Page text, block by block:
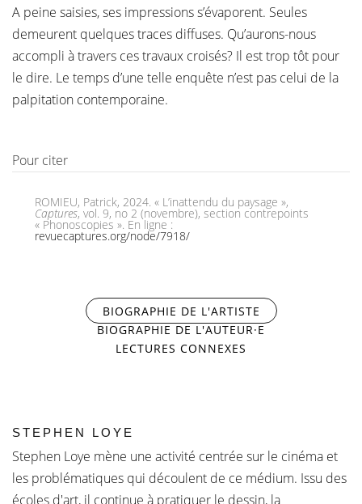
A peine saisies, ses impressions s’évaporent. Seules
demeurent quelques traces diffuses. Qu’aurons-nous
accompli à travers ces travaux croisés? Il est trop tôt pour
le dire. Le temps d’une telle enquête n’est pas celui de la
palpitation contemporaine.
Pour citer
ROMIEU, Patrick, 2024. « L’inattendu du paysage »,
Captures, vol. 9, no 2 (novembre), section contrepoints
« Phonoscopies ». En ligne :
revuecaptures.org/node/7918/
BIOGRAPHIE DE L'ARTISTE (ONGLET ACTIF)
BIOGRAPHIE DE L'AUTEUR·E
LECTURES CONNEXES
STEPHEN LOYE
Stephen Loye mène une activité centrée sur le cinéma et
les problématiques qui découlent de ce médium. Issu des
écoles d'art, il continue à pratiquer le dessin, la